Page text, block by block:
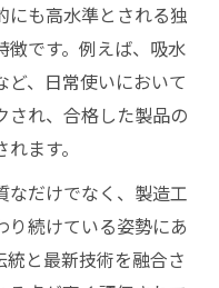
にも高水準とされる独
徴です。例えば、吸水
、日常使いにおいて
され、合格した製品の
ます。
なだけでなく、製造工
り続けている姿勢にあ
統と最新技術を融合さ